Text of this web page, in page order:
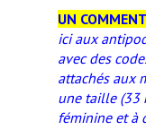
UN
ici aux
avec des
attachés aux
une taille (33
féminine et à